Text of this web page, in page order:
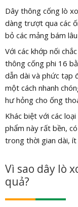
Dây thông cống lò
dàng trượt qua các
bỏ các mảng bám
Với các khớp nối
thông cống phi 16
dẫn dài và phức tạp
một cách nhanh
hư hỏng cho ống
Khác biệt với các
phẩm này rất bền,
trong thời gian dài,
Vì sao dây lò
quả?